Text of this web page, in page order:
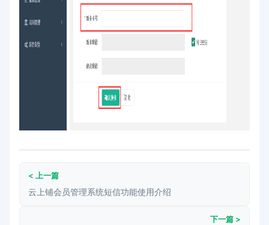
< 上一篇
云上铺会员管理系统短信功能使用介绍
下一篇 >